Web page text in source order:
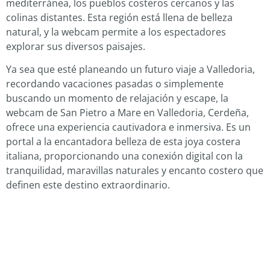
mediterránea, los pueblos costeros cercanos y las
colinas distantes. Esta región está llena de belleza
natural, y la webcam permite a los espectadores
explorar sus diversos paisajes.
Ya sea que esté planeando un futuro viaje a Valledoria,
recordando vacaciones pasadas o simplemente
buscando un momento de relajación y escape, la
webcam de San Pietro a Mare en Valledoria, Cerdeña,
ofrece una experiencia cautivadora e inmersiva. Es un
portal a la encantadora belleza de esta joya costera
italiana, proporcionando una conexión digital con la
tranquilidad, maravillas naturales y encanto costero que
definen este destino extraordinario.